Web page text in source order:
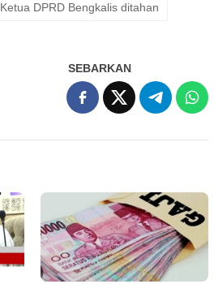
Ketua DPRD Bengkalis ditahan
SEBARKAN